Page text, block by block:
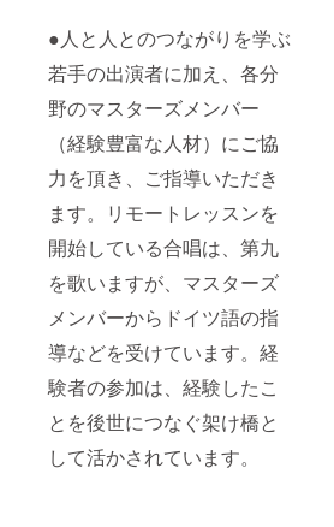
●人と人とのつながりを学ぶ
若手の出演者に加え、各分
野のマスターズメンバー
（経験豊富な人材）にご協
力を頂き、ご指導いただき
ます。リモートレッスンを
開始している合唱は、第九
を歌いますが、マスターズ
メンバーからドイツ語の指
導などを受けています。経
験者の参加は、経験したこ
とを後世につなぐ架け橋と
して活かされています。